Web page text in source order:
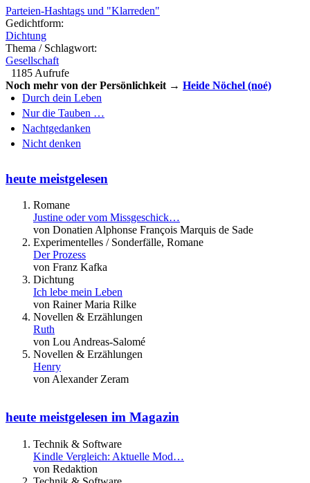
Parteien-Hashtags und "Klarreden"
Gedichtform:
Dichtung
Thema / Schlagwort:
Gesellschaft
1185 Aufrufe
Noch mehr von der Persönlichkeit → Heide Nöchel (noé)
Durch dein Leben
Nur die Tauben …
Nachtgedanken
Nicht denken
heute meistgelesen
Romane
Justine oder vom Missgeschick…
von Donatien Alphonse François Marquis de Sade
Experimentelles / Sonderfälle, Romane
Der Prozess
von Franz Kafka
Dichtung
Ich lebe mein Leben
von Rainer Maria Rilke
Novellen & Erzählungen
Ruth
von Lou Andreas-Salomé
Novellen & Erzählungen
Henry
von Alexander Zeram
heute meistgelesen im Magazin
Technik & Software
Kindle Vergleich: Aktuelle Mod…
von Redaktion